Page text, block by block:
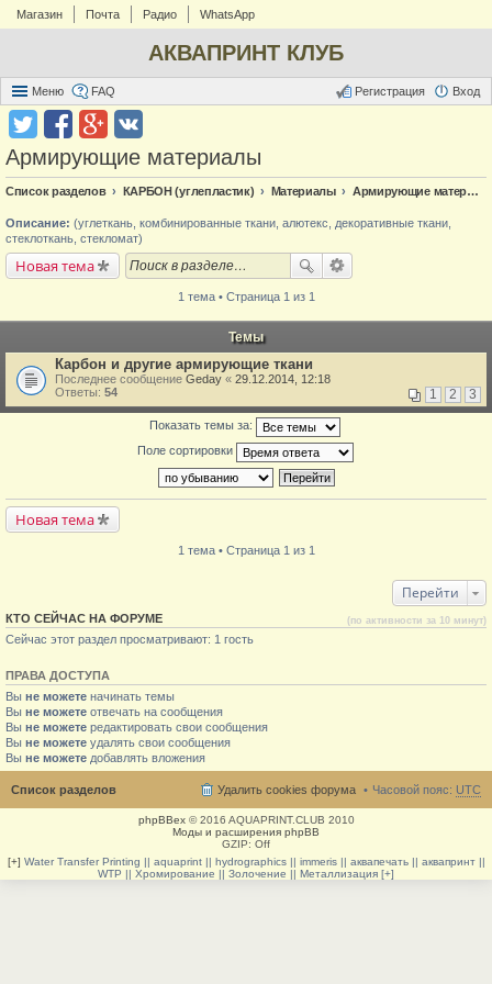
Магазин Почта Радио WhatsApp
АКВАПРИНТ КЛУБ
Меню FAQ Вход
Регистрация
Армирующие материалы
Список разделов КАРБОН (углепластик) Материалы Армирующие материалы
Описание: (углеткань, комбинированные ткани, алютекс, декоративные ткани,
стеклоткань, стекломат)
Новая тема
1 тема • Страница 1 из 1
Темы
Карбон и другие армирующие ткани
Последнее сообщение Geday « 29.12.2014, 12:18
Ответы: 54 1 2 3
Показать темы за:
Поле сортировки
Новая тема
1 тема • Страница 1 из 1
Перейти
КТО СЕЙЧАС НА ФОРУМЕ (по активности за 10 минут)
Сейчас этот раздел просматривают: 1 гость
ПРАВА ДОСТУПА
Вы не можете начинать темы
Вы не можете отвечать на сообщения
Вы не можете редактировать свои сообщения
Вы не можете удалять свои сообщения
Вы не можете добавлять вложения
Список разделов Часовой пояс: UTC
Удалить cookies форума
phpBBex© 2016 AQUAPRINT.CLUB 2010
Моды и расширения phpBB
GZIP: Off
[+] Water Transfer Printing || aquaprint || hydrographics || immeris || аквапечать || аквапринт ||
WTP || Хромирование || Золочение || Металлизация [+]